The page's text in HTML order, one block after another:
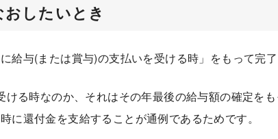
したいとき
給与(または賞与)の支払いを受ける時」をもって完了
る時なのか、それはその年最後の給与額の確定を
に還付金を支給することが通例であるためです。